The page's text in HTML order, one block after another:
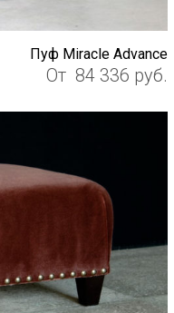
Пуф Miracle Advance
От 84 336 руб.